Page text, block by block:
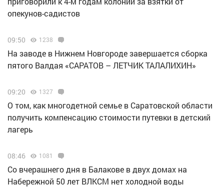
опекунов-садистов
09:50 1238
Н️а заводе в Нижнем Новгороде завершается сборка
пятого Валдая «САРАТОВ – ЛЕТЧИК ТАЛАЛИХИН»
09:20 1327
О том, как многодетной семье в Саратовской области
получить компенсацию стоимости путевки в детский
лагерь
08:46 1081
Со вчерашнего дня в Балакове в двух домах на
Набережной 50 лет ВЛКСМ нет холодной воды